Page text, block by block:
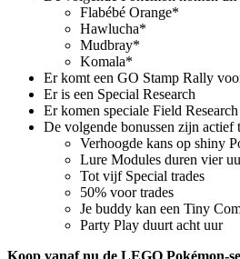
Flabébé Orange*
Hawlucha*
Mudbray*
Komala*
Er komt een GO Stamp Rally
Er is een Special Research
Er komen speciale Field Research
De volgende bonussen zijn actief
Verhoogde kans op shiny
Lure Modules duren vier
Tot vijf Special trades
50% voor trades
Je buddy kan een Tiny
Party Play duurt acht uur
Koop vanaf nu de LEGO Pokémon-